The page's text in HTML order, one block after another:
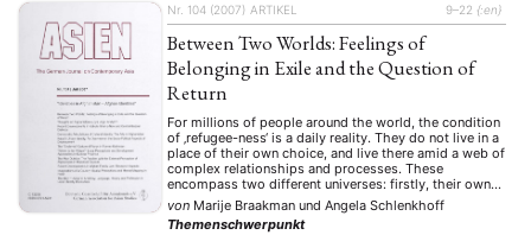
Nr. 104 (2007) ARTIKEL 9–22 {:en}
Between Two Worlds: Feelings of
Belonging in Exile and the Question of
Return
For millions of people around the world, the condition
of ‚refugee-ness‘ is a daily reality. They do not live in a
place of their own choice, and live there amid a web of
complex relationships and processes. These
encompass two different universes: firstly, their own
socio-cultural, historical and political roots, which in
themselves carry a …
von Marije Braakmanund Angela Schlenkhoff
Themenschwerpunkt